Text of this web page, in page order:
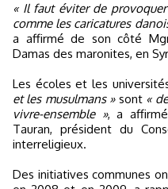
« Il faut éviter de
comme les caricatures
a affirmé de son côté
Damas des maronites, en
Les écoles et les
et les musulmans »sont «
vivre-ensemble », a
Tauran, président du
interreligieux.
Des initiatives communes